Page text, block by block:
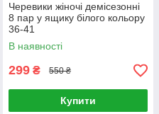
Черевики жіночі демісезонні
8 пар у ящику білого кольору
36-41
В наявності
299 ₴ 550 ₴
Купити